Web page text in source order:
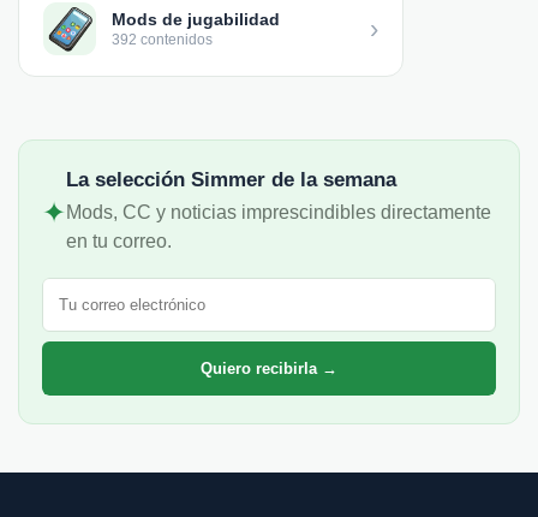
Mods de jugabilidad
392 contenidos ›
✦
La selección Simmer de la semana
Mods, CC y noticias imprescindibles directamente
en tu correo.
Correo electrónico
Quiero recibirla →